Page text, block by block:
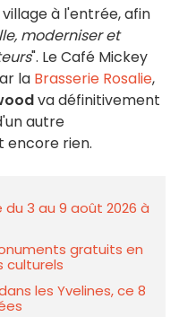
village à l'entrée, afin
moderniser et
". Le Café Mickey
la Brasserie Rosalie,
va définitivement
autre
encore rien.
3 au 9 août 2026 à
gratuits en
culturels
les Yvelines, ce 8